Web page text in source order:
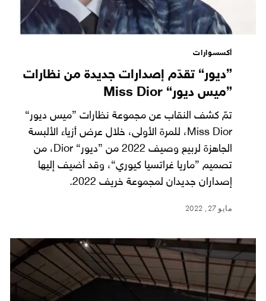
أكسسوارات
”ديور“ تقدّم إصدارات جديدة من نظارات
”ميس ديور“ Miss Dior
تمّ كشف النقاب عن مجموعة نظارات ”ميس ديور“
Miss Dior، للمرة الأولى، خلال عرض أزياء الألبسة
الجاهزة لربيع وصيف 2022 من ”ديور“ Dior، من
تصميم ”ماريا غراتسيا كيوري“، وقد أضيف إليها
إصداران جديدان لمجموعة خريف 2022.
مايو 27, 2022